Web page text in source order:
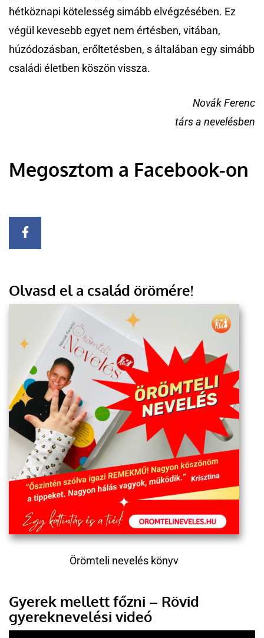
hétköznapi kötelesség simább elvégzésében. Ez
végül kevesebb egyet nem értésben, vitában,
húzódozásban, erőltetésben, s általában egy simább
családi életben köszön vissza.
Novák Ferenc
társ a nevelésben
Megosztom a Facebook-on
Olvasd el a család örömére!
Örömteli nevelés könyv
Gyerek mellett főzni – Rövid
gyereknevelési videó